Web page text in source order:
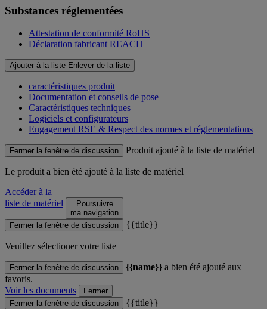
Substances réglementées
Attestation de conformité RoHS
Déclaration fabricant REACH
Ajouter à la liste Enlever de la liste
caractéristiques produit
Documentation et conseils de pose
Caractéristiques techniques
Logiciels et configurateurs
Engagement RSE & Respect des normes et réglementations
Fermer la fenêtre de discussion Produit ajouté à la liste de matériel
Le produit a bien été ajouté à la liste de matériel
Accéder à la
liste de matériel
Poursuivre
ma navigation
Fermer la fenêtre de discussion
{{title}}
Veuillez sélectioner votre liste
Fermer la fenêtre de discussion {{name}} a bien été ajouté aux
favoris.
Voir les documents
Fermer
Fermer la fenêtre de discussion
{{title}}